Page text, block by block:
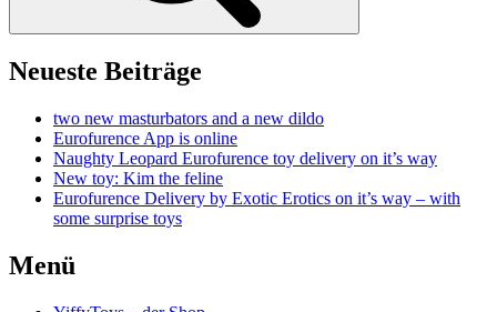
Neueste Beiträge
two new masturbators and a new dildo
Eurofurence App is online
Naughty Leopard Eurofurence toy delivery on it’s way
New toy: Kim the feline
Eurofurence Delivery by Exotic Erotics on it’s way – with
some surprise toys
Menü